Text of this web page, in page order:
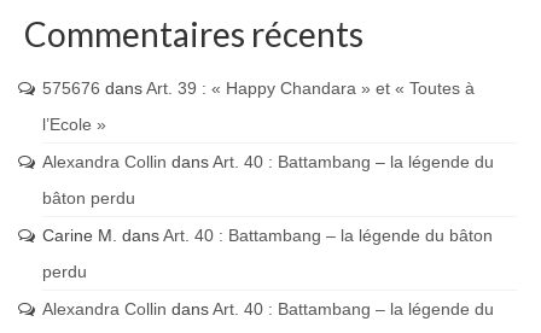
Commentaires récents
575676 dansArt. 39 : « Happy Chandara » et « Toutes à
l’Ecole »
Alexandra Collin dansArt. 40 : Battambang – la légende du
bâton perdu
Carine M. dansArt. 40 : Battambang – la légende du bâton
perdu
Alexandra Collin dansArt. 40 : Battambang – la légende du